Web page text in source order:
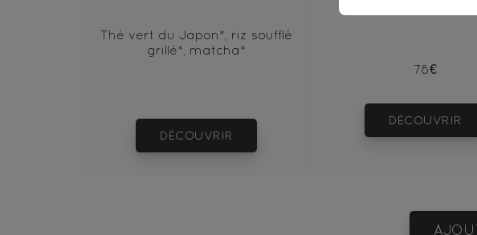
Thé vert du Japon*, riz soufflé
grillé*, matcha*
DÉCOUVRIR
78€
DÉCOUVRIR